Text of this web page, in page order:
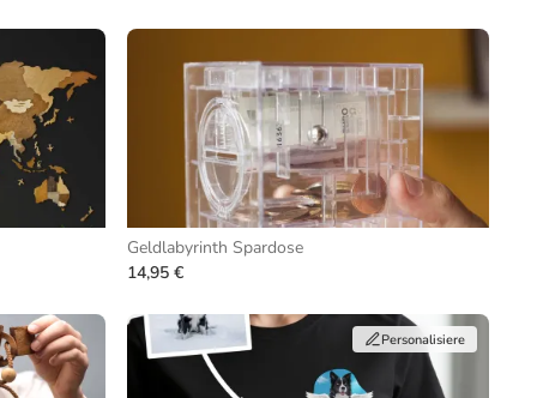
Geldlabyrinth Spardose
14,95 €
Personalisiere